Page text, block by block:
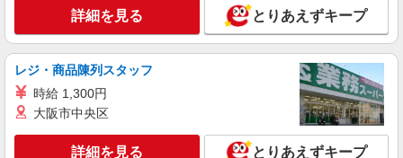
詳細を見る とりあえずキープ
レジ・商品陳列スタッフ
時給 1,300円
大阪市中央区
詳細を見る とりあえずキープ